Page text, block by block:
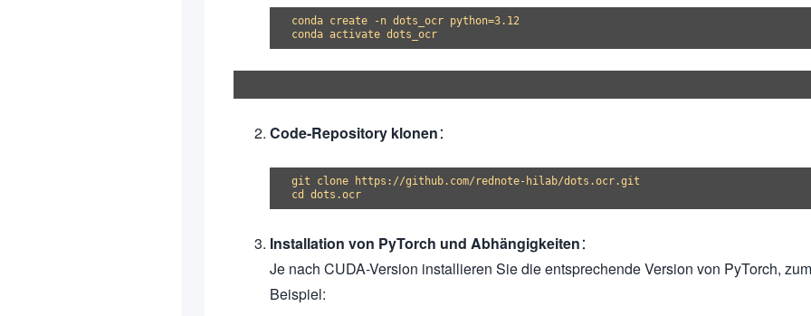
conda create -n dots_ocr python=3.12
Code-Repository klonen：
git clone https://github.com/rednote-hilab/dots.ocr.git
Installation von PyTorch und Abhängigkeiten：
Je nach CUDA-Version installieren Sie die entsprechende Version von PyTorch, zum
Beispiel: